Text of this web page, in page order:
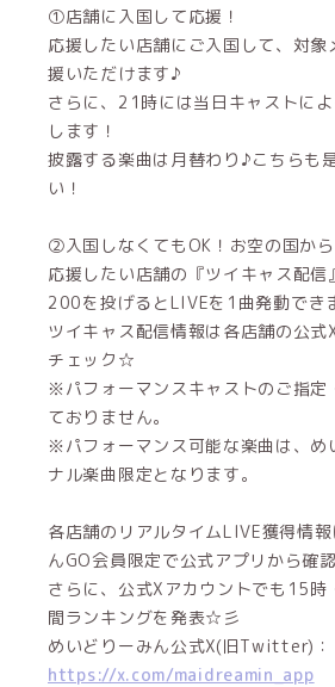
①店舗に入国して応援！
応援したい店舗にご入国して、対
援いただけます♪
さらに、21時には当日キャストに
します！
披露する楽曲は月替わり♪こちらも
い！
②入国しなくてもOK！お空の国か
応援したい店舗の『ツイキャス配
200を投げるとLIVEを1曲発動でき
ツイキャス配信情報は各店舗の公式
チェック☆
※パフォーマンスキャストのご指定
ておりません。
※パフォーマンス可能な楽曲は、め
ナル楽曲限定となります。
各店舗のリアルタイムLIVE獲得情
んGO会員限定で公式アプリから確
さらに、公式Xアカウントでも15
間ランキングを発表☆彡
めいどりーみん公式X(旧Twitter)：
https://x.com/maidreamin_app